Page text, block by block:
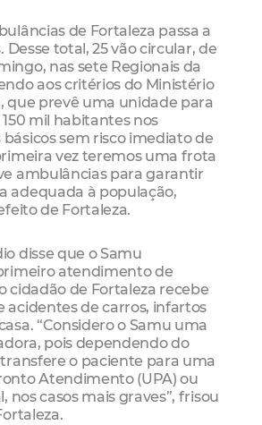
de Fortaleza passa a
Desse total, 25 vão circular, de
nas sete Regionais da
aos critérios do Ministério
que prevê uma unidade para
mil habitantes nos
sem risco imediato de
vez teremos uma frota
ambulâncias para garantir
adequada à população,
de Fortaleza.
disse que o Samu
atendimento de
cidadão de Fortaleza recebe
acidentes de carros, infartos
“Considero o Samu uma
pois dependendo do
o paciente para uma
Atendimento (UPA) ou
nos casos mais graves”, frisou